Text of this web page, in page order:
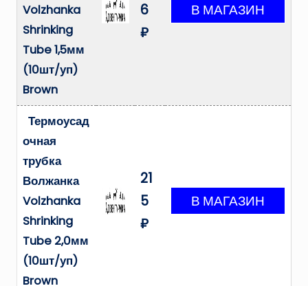
Volzhanka
Shrinking
Tube 1,5мм
(10шт/уп)
Brown
6
₽
Термоусад
очная
трубка
Волжанка
Volzhanka
Shrinking
Tube 2,0мм
(10шт/уп)
Brown
21
5
₽